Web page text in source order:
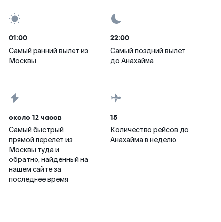
01:00
Самый ранний вылет из
Москвы
22:00
Самый поздний вылет
до Анахайма
около 12 часов
Самый быстрый
прямой перелет из
Москвы туда и
обратно, найденный на
нашем сайте за
последнее время
15
Количество рейсов до
Анахайма в неделю